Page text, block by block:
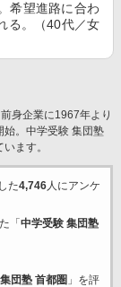
希望進路に合わ
る。（40代／女
身企業に1967年より
始。中学受験 集団塾
ます。
た4,746人にアンケ
「 中学受験 集団塾
団塾 首都圏 」を評